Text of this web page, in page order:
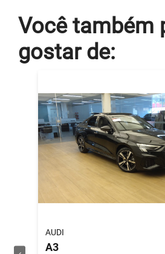
Você também
gostarde:
AUDI
A3